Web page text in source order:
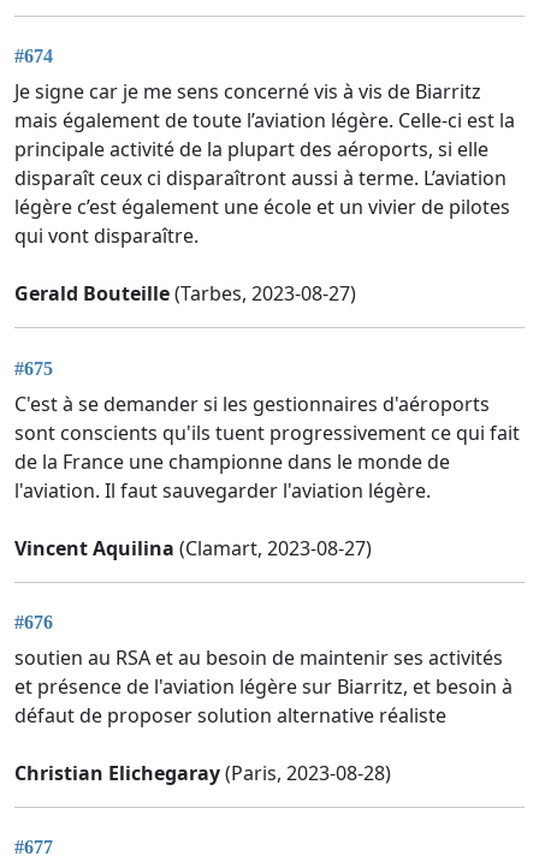
#674
Je signe car je me sens concerné vis à vis de Biarritz
mais également de toute l’aviation légère. Celle-ci est la
principale activité de la plupart des aéroports, si elle
disparaît ceux ci disparaîtront aussi à terme. L’aviation
légère c’est également une école et un vivier de pilotes
qui vont disparaître.
Gerald Bouteille(Tarbes, 2023-08-27)
#675
C'est à se demander si les gestionnaires d'aéroports
sont conscients qu'ils tuent progressivement ce qui fait
de la France une championne dans le monde de
l'aviation. Il faut sauvegarder l'aviation légère.
Vincent Aquilina (Clamart, 2023-08-27)
#676
soutien au RSA et au besoin de maintenir ses activités
et présence de l'aviation légère sur Biarritz, et besoin à
défaut de proposer solution alternative réaliste
Christian Elichegaray(Paris, 2023-08-28)
#677